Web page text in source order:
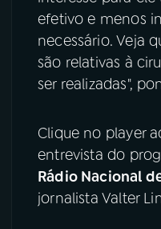
efetivo e menos
necessário. Veja
são relativas à
ser realizadas",
Clique no player
entrevista do
Rádio Nacional
jornalista Valter